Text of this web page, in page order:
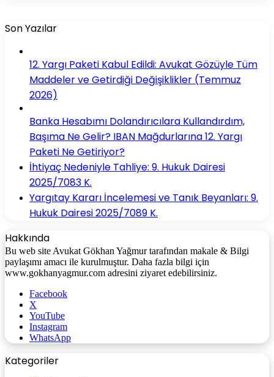
Son Yazılar
12. Yargı Paketi Kabul Edildi: Avukat Gözüyle Tüm
Maddeler ve Getirdiği Değişiklikler (Temmuz
2026)
Banka Hesabımı Dolandırıcılara Kullandırdım,
Başıma Ne Gelir? IBAN Mağdurlarına 12. Yargı
Paketi Ne Getiriyor?
İhtiyaç Nedeniyle Tahliye: 9. Hukuk Dairesi
2025/7083 K.
Yargıtay Kararı İncelemesi ve Tanık Beyanları: 9.
Hukuk Dairesi 2025/7089 K.
Hakkında
Bu web site Avukat Gökhan Yağmur tarafından makale & Bilgi
paylaşımı amacı ile kurulmuştur. Daha fazla bilgi için
www.gokhanyagmur.com adresini ziyaret edebilirsiniz.
Facebook
X
YouTube
Instagram
WhatsApp
Kategoriler